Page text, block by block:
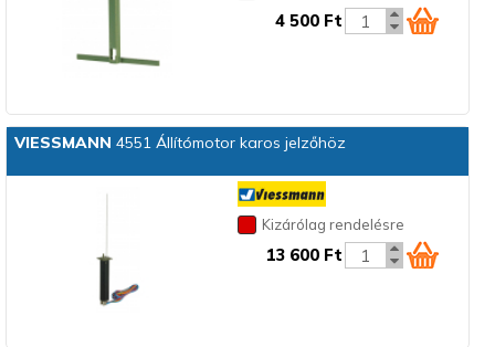
4 500 Ft
VIESSMANN 4551 Állítómotor karos jelzőhöz
Kizárólag rendelésre
13 600 Ft